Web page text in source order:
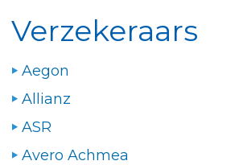
Verzekeraars
Aegon
Allianz
ASR
Avero Achmea